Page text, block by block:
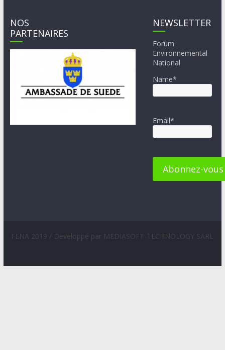
NOS
PARTENAIRES
NEWSLETTER
Forum
Environnemental
National
Name*
Email*
FENA 2019 / Developpé par MEDIASOFT-TECHNOLOGY SARL